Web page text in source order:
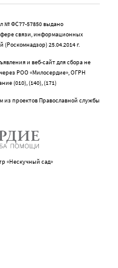
№ ФС77-57850 выдано
связи, информационных
25.04.2014 г.
и веб-сайт для сбора не
РОО «Милосердие», ОГРН
(010), (140), (171)
из проектов Православной службы
«Нескучный сад»